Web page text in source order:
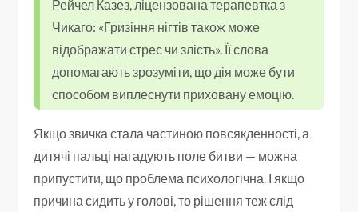
Рейчел Казез, ліцензована терапевтка з
Чикаго: «Гризіння нігтів також може
відображати стрес чи злість». Її слова
допомагають зрозуміти, що дія може бути
способом виплеснути приховану емоцію.
Якщо звичка стала частиною повсякденності, а
дитячі пальці нагадують поле битви — можна
припустити, що проблема психологічна. І якщо
причина сидить у голові, то рішення теж слід